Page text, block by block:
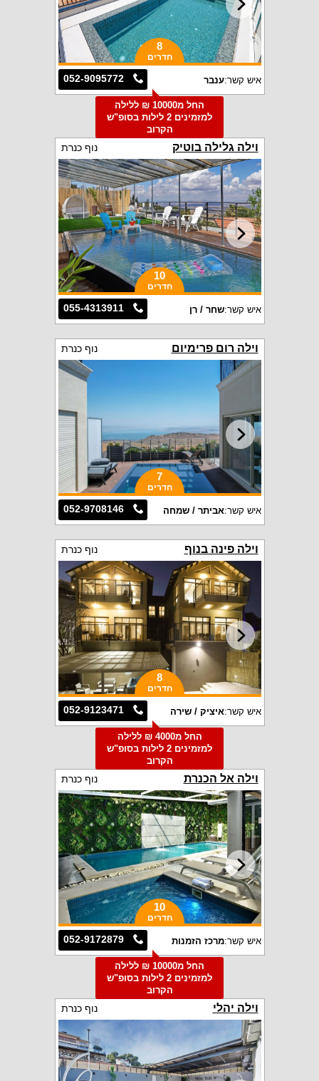
8
חדרים
052-9095772 איש קשר:ענבר
החל מ10000 ₪ ללילה
למזמינים 2 לילות בסופ"ש
הקרוב
וילה גלילה בוטיק נוף כנרת
10
חדרים
055-4313911 איש קשר:שחר / רן
וילה רום פרימיום נוף כנרת
7
חדרים
052-9708146 איש קשר:אביתר / שמחה
וילה פינה בנוף נוף כנרת
8
חדרים
052-9123471 איש קשר:איציק / שירה
החל מ4000 ₪ ללילה
למזמינים 2 לילות בסופ"ש
הקרוב
וילה אל הכנרת נוף כנרת
10
חדרים
052-9172879 איש קשר:מרכז הזמנות
החל מ10000 ₪ ללילה
למזמינים 2 לילות בסופ"ש
הקרוב
וילה יהלי נוף כנרת